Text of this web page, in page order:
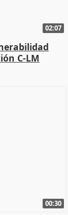
02:07
C-LM
00:30